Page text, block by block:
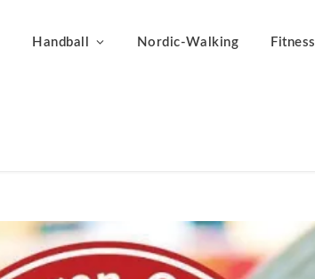
Handball Nordic-Walking Fitness